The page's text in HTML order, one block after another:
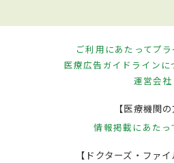
ご利用にあたってプ
医療広告ガイドラインに
運営会社
【医療機関の
情報掲載にあたっ
【ドクターズ・ファイ